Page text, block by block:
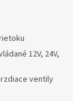
12V, 24V,
ventily